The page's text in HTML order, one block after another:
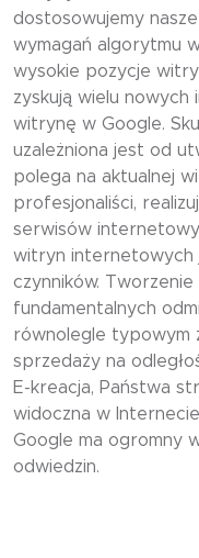
dostosowujemy
wymagań algorytmu
wysokie pozycje
zyskują wielu
witrynę w Google.
uzależniona jest od
polega na aktualnej
profesjonaliści,
serwisów
witryn internetowych
czynników.
fundamentalnych
równolegle typowym
sprzedaży na
E-kreacja, Państwa
widoczna w
Google ma ogromny
odwiedzin.